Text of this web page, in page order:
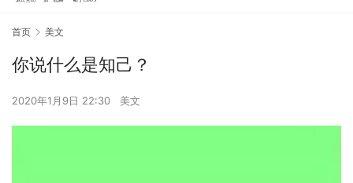
首页 美文
你说什么是知己？
2020年1月9日 22:30 美文